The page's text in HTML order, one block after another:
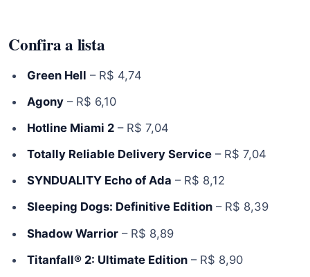
Confira a lista
Green Hell – R$ 4,74
Agony– R$ 6,10
Hotline Miami 2– R$ 7,04
Totally Reliable Delivery Service– R$ 7,04
SYNDUALITY Echo of Ada – R$ 8,12
Sleeping Dogs: Definitive Edition– R$ 8,39
Shadow Warrior– R$ 8,89
Titanfall® 2: Ultimate Edition– R$ 8,90